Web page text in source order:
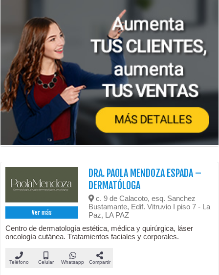
Ver más
DRA. PAOLA MENDOZA ESPADA –
DERMATÓLOGA
c. 9 de Calacoto, esq. Sanchez
Bustamante, Edif. Vitruvio I piso 7 - La
Paz, LA PAZ
Centro de dermatología estética, médica y quirúrgica, láser
oncología cutánea. Tratamientos faciales y corporales.
Teléfono Celular Whatsapp Compartir